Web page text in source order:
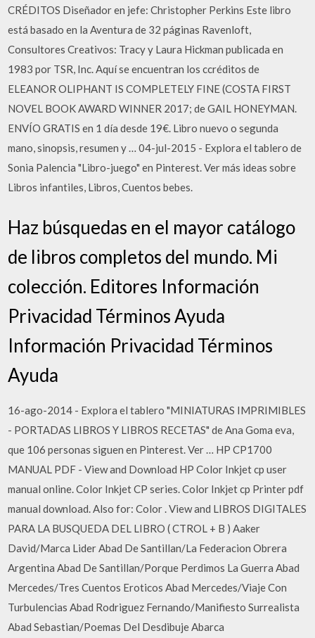
CRÉDITOS Diseñador en jefe: Christopher Perkins Este libro
está basado en la Aventura de 32 páginas Ravenloft,
Consultores Creativos: Tracy y Laura Hickman publicada en
1983 por TSR, Inc. Aquí se encuentran los ccréditos de
ELEANOR OLIPHANT IS COMPLETELY FINE (COSTA FIRST
NOVEL BOOK AWARD WINNER 2017; de GAIL HONEYMAN.
ENVÍO GRATIS en 1 día desde 19€. Libro nuevo o segunda
mano, sinopsis, resumen y … 04-jul-2015 - Explora el tablero de
Sonia Palencia "Libro-juego" en Pinterest. Ver más ideas sobre
Libros infantiles, Libros, Cuentos bebes.
Haz búsquedas en el mayor catálogo
de libros completos del mundo. Mi
colección. Editores Información
Privacidad Términos Ayuda
Información Privacidad Términos
Ayuda
16-ago-2014 - Explora el tablero "MINIATURAS IMPRIMIBLES
- PORTADAS LIBROS Y LIBROS RECETAS" de Ana Goma eva,
que 106 personas siguen en Pinterest. Ver … HP CP1700
MANUAL PDF - View and Download HP Color Inkjet cp user
manual online. Color Inkjet CP series. Color Inkjet cp Printer pdf
manual download. Also for: Color . View and LIBROS DIGITALES
PARA LA BUSQUEDA DEL LIBRO ( CTROL + B ) Aaker
David/Marca Lider Abad De Santillan/La Federacion Obrera
Argentina Abad De Santillan/Porque Perdimos La Guerra Abad
Mercedes/Tres Cuentos Eroticos Abad Mercedes/Viaje Con
Turbulencias Abad Rodriguez Fernando/Manifiesto Surrealista
Abad Sebastian/Poemas Del Desdibuje Abarca